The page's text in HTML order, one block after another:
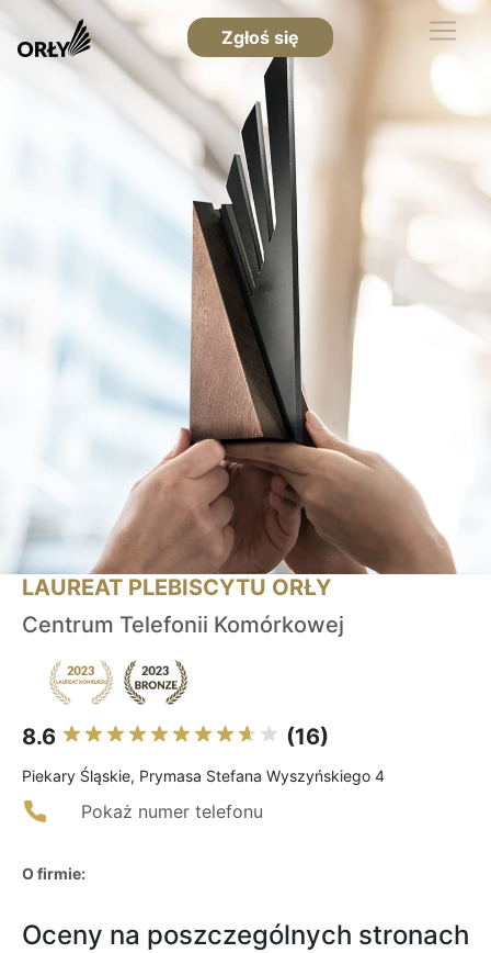
Zgłoś się
LAUREAT PLEBISCYTU ORŁY
Centrum Telefonii Komórkowej
8.6 (16)
Piekary Śląskie, Prymasa Stefana Wyszyńskiego 4
Pokaż numer telefonu
O firmie:
Oceny na poszczególnych stronach